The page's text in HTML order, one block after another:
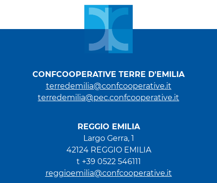
CONFCOOPERATIVE TERRE D'EMILIA
terredemilia@confcooperative.it
terredemilia@pec.confcooperative.it
REGGIO EMILIA
Largo Gerra, 1
42124 REGGIO EMILIA
t +39 0522 546111
reggioemilia@confcooperative.it